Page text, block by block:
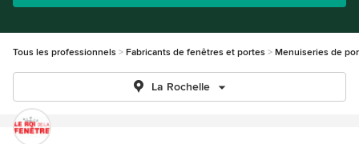
Tous les professionnels Fabricants de fenêtres et portes Menuiseries de
La Rochelle